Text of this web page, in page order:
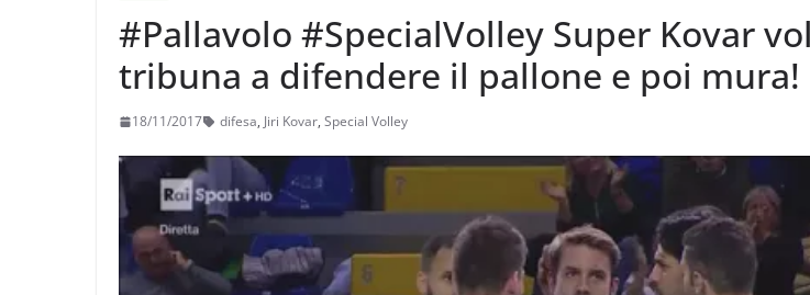
#Pallavolo #SpecialVolley Super Kovar
tribuna a difendere il pallone e poi mura!
18/11/2017 difesa, Jiri Kovar, Special Volley